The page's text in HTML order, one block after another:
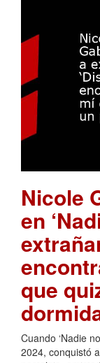
Nicole
en
que
Cuando ‘Nadie
2024, conquistó